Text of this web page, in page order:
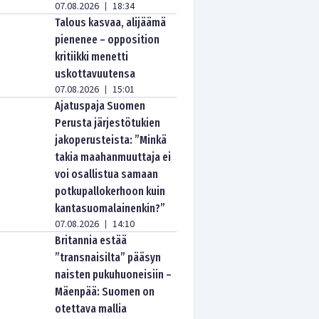
07.08.2026 | 18:34
Talous kasvaa, alijäämä
pienenee – opposition
kritiikki menetti
uskottavuutensa
07.08.2026 | 15:01
Ajatuspaja Suomen
Perusta järjestötukien
jakoperusteista: ”Minkä
takia maahanmuuttaja ei
voi osallistua samaan
potkupallokerhoon kuin
kantasuomalainenkin?”
07.08.2026 | 14:10
Britannia estää
”transnaisilta” pääsyn
naisten pukuhuoneisiin –
Mäenpää: Suomen on
otettava mallia